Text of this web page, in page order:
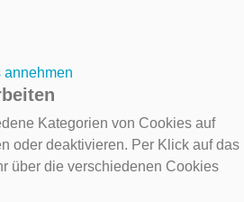
annehmen
Kategorien von Cookies auf
oder deaktivieren. Per Klick auf das
über die verschiedenen Cookies